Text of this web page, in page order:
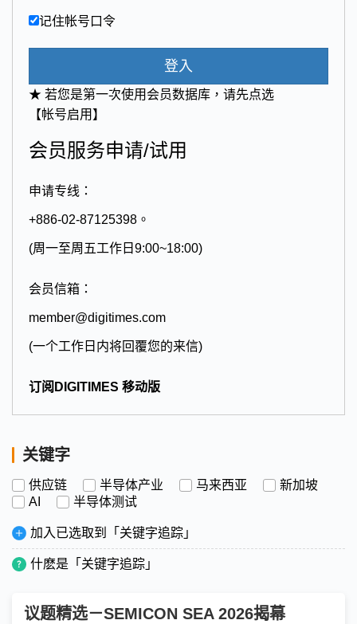
记住帐号口令
登入
★ 若您是第一次使用会员数据库，请先点选
【帐号启用】
会员服务申请/试用
申请专线：
+886-02-87125398。
(周一至周五工作日9:00~18:00)
会员信箱：
member@digitimes.com
(一个工作日内将回覆您的来信)
订阅DIGITIMES 移动版
关键字
供应链 半导体产业 马来西亚
新加坡
AI
半导体测试
加入已选取到「关键字追踪」
什麽是「关键字追踪」
议题精选－SEMICON SEA 2026揭幕